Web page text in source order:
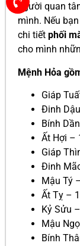
người quan
mình. Nếu
chi tiết phối
cho mình
Mệnh Hỏa
Giáp
Đinh
Bính
Ất Hợi –
Giáp
Đinh
Mậu Tý
Ất Tỵ –
Kỷ Sửu
Mậu
Bính